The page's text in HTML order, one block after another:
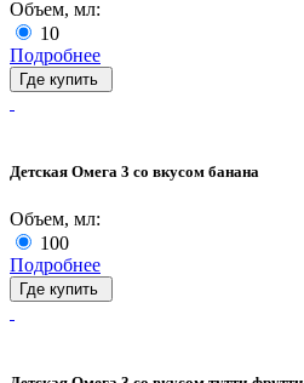
Объем, мл:
10
Подробнее
Где купить
Детская Омега 3 со вкусом банана
Объем, мл:
100
Подробнее
Где купить